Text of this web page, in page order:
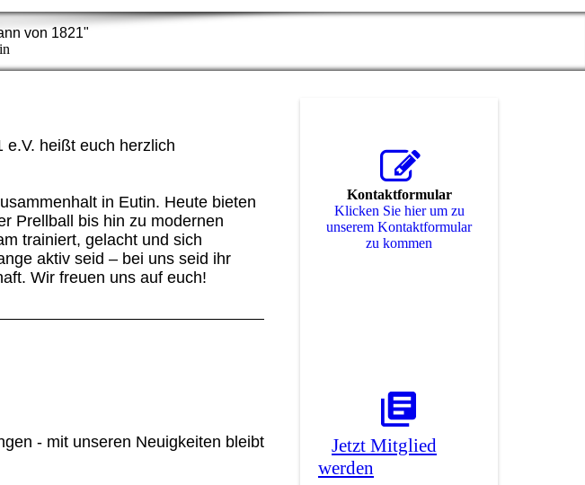
von 1821"
e.V. heißt euch herzlich
in Eutin. Heute bieten
Prellball bis hin zu modernen
trainiert, gelacht und sich
aktiv seid – bei uns seid ihr
Wir freuen uns auf euch!
- mit unseren Neuigkeiten bleibt
Kontaktformular
Klicken Sie hier um zu
unserem Kon­takt­for­mu­lar
zu kommen
Jetzt Mitglied
werden